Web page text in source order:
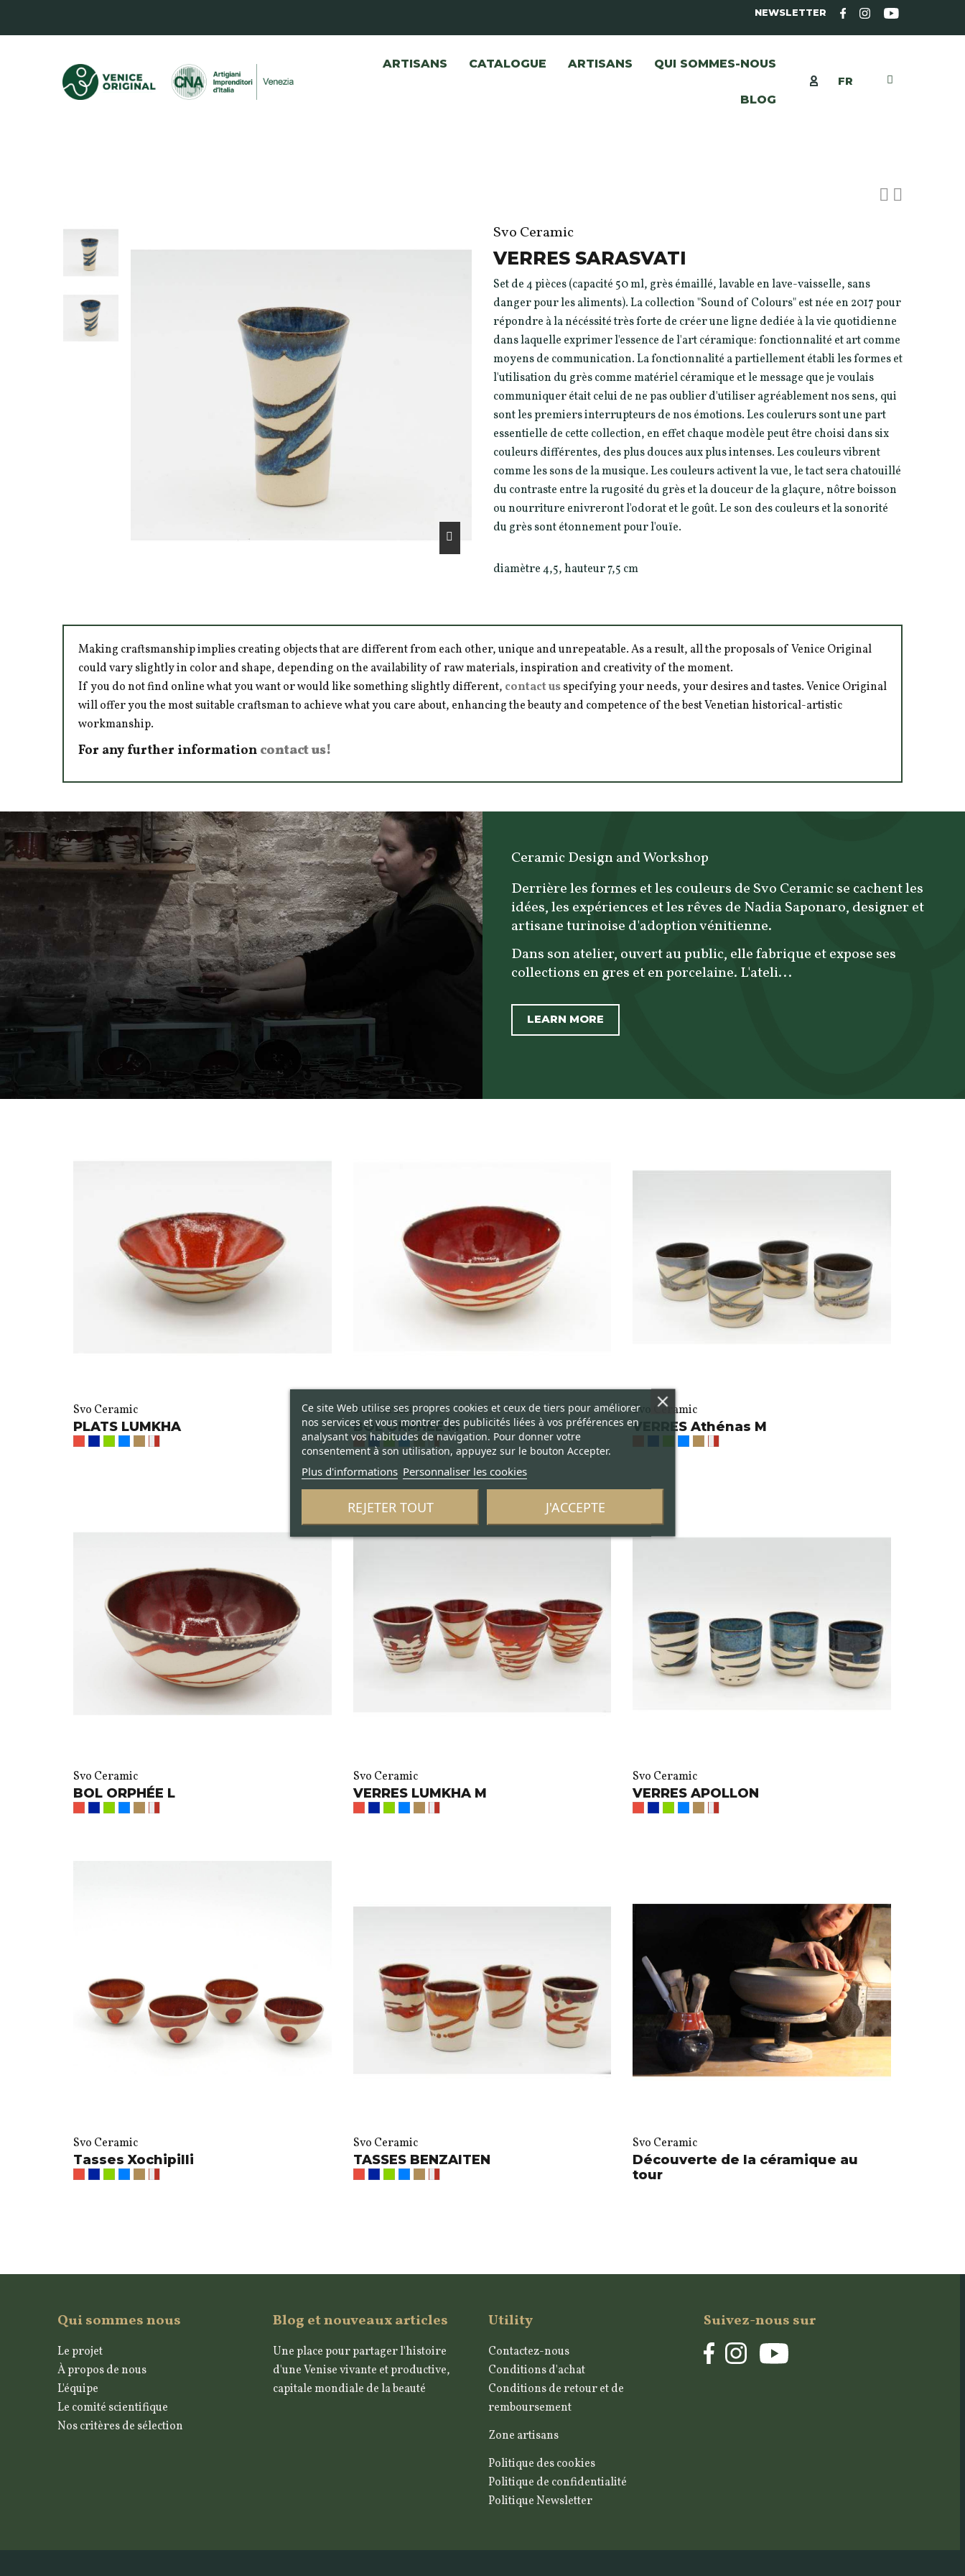
NEWSLETTER
ARTISANS CATALOGUE ARTISANS QUI SOMMES-NOUS
BLOG
FR
Svo Ceramic
VERRES SARASVATI
Set de 4 pièces (capacité 50 ml, grès émaillé, lavable en lave-vaisselle, sans
danger pour les aliments). La collection "Sound of Colours" est née en 2017 pour
répondre à la nécéssité très forte de créer une ligne dediée à la vie quotidienne
dans laquelle exprimer l'essence de l'art céramique: fonctionnalité et art comme
moyens de communication. La fonctionnalité a partiellement établi les formes et
l'utilisation du grès comme matériel céramique et le message que je voulais
communiquer était celui de ne pas oublier d'utiliser agréablement nos sens, qui
sont les premiers interrupteurs de nos émotions. Les coulerurs sont une part
essentielle de cette collection, en effet chaque modèle peut être choisi dans six
couleurs différentes, des plus douces aux plus intenses. Les couleurs vibrent
comme les sons de la musique. Les couleurs activent la vue, le tact sera chatouillé
du contraste entre la rugosité du grès et la douceur de la glaçure, nôtre boisson
ou nourriture enivreront l'odorat et le goût. Le son des couleurs et la sonorité
du grès sont étonnement pour l'ouïe.
diamètre 4,5, hauteur 7,5 cm
Making craftsmanship implies creating objects that are different from each other, unique and unrepeatable. As a result, all the proposals of Venice Original
could vary slightly in color and shape, depending on the availability of raw materials, inspiration and creativity of the moment.
If you do not find online what you want or would like something slightly different, contact usspecifying your needs, your desires and tastes. Venice Original
will offer you the most suitable craftsman to achieve what you care about, enhancing the beauty and competence of the best Venetian historical-artistic
workmanship.
For any further information contact us!
Ceramic Design and Workshop
Derrière les formes et les couleurs de Svo Ceramic se cachent les
idées, les expériences et les rêves de Nadia Saponaro, designer et
artisane turinoise d'adoption vénitienne.
Dans son atelier, ouvert au public, elle fabrique et expose ses
collections en gres et en porcelaine. L'ateli...
LEARN MORE
Svo Ceramic
PLATS LUMKHA
Svo Ceramic
BOL ORPHÉE M
Svo Ceramic
VERRES Athénas M
Svo Ceramic
BOL ORPHÉE L
Svo Ceramic
VERRES LUMKHA M
Svo Ceramic
VERRES APOLLON
Svo Ceramic
Tasses Xochipilli
Svo Ceramic
TASSES BENZAITEN
Svo Ceramic
Découverte de la céramique au
tour
Qui sommes nous
Le projet
À propos de nous
L'équipe
Le comité scientifique
Nos critères de sélection
Blog et nouveaux articles
Une place pour partager l'histoire
d'une Venise vivante et productive,
capitale mondiale de la beauté
Utility
Contactez-nous
Conditions d'achat
Conditions de retour et de
remboursement
Zone artisans
Politique des cookies
Politique de confidentialité
Politique Newsletter
Suivez-nous sur
Ce site Web utilise ses propres cookies et ceux de tiers pour améliorer
nos services et vous montrer des publicités liées à vos préférences en
analysant vos habitudes de navigation. Pour donner votre
consentement à son utilisation, appuyez sur le bouton Accepter.
Plus d'informations Personnaliser les cookies
REJETER TOUT J'ACCEPTE